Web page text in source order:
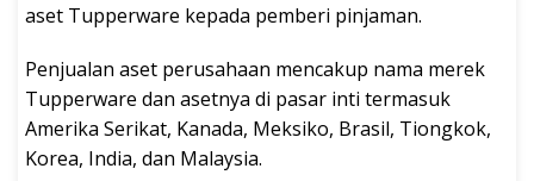
aset Tupperware kepada pemberi pinjaman.
Penjualan aset perusahaan mencakup nama merek
Tupperware dan asetnya di pasar inti termasuk
Amerika Serikat, Kanada, Meksiko, Brasil, Tiongkok,
Korea, India, dan Malaysia.